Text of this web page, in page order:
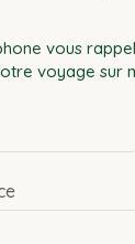
vous
voyage sur